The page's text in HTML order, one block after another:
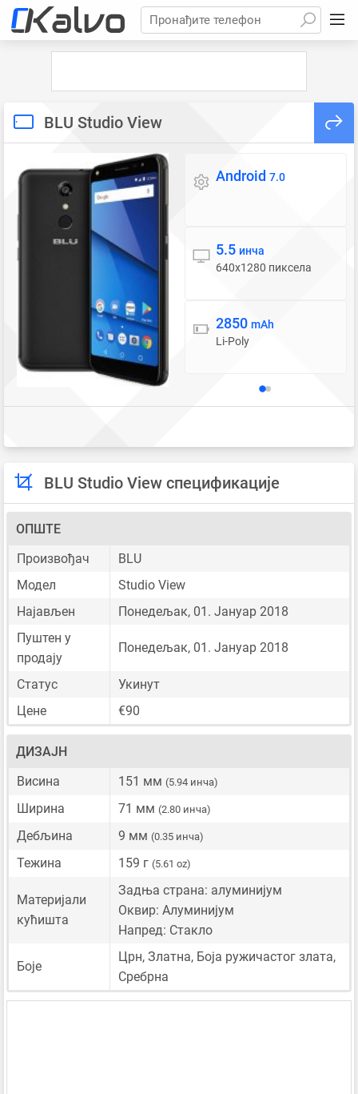
Пронађите телефон
BLU Studio View
Оперативни систем
Android 7.0
Екран
5.5 инча
640x1280 пиксела
Батерија
2850 mAh
Li-Poly
BLU Studio View спецификације
ОПШТЕ
Произвођач
BLU
Модел
Studio View
Најављен
Понедељак, 01. Јануар 2018
Пуштен у
продају
Понедељак, 01. Јануар 2018
Статус
Укинут
Цене
€90
ДИЗАЈН
Висина
151 мм (5.94 инча)
Ширина 71 мм (2.80 инча)
Дебљина 9 мм (0.35 инча)
Тежина 159 г (5.61 oz)
Материјали
кућишта
Задња страна: алуминијум
Оквир: Алуминијум
Напред: Стакло
Боје
Црн, Златна, Боја ружичастог злата,
Сребрна